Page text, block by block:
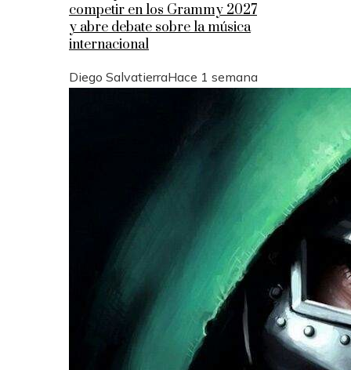
competir en los Grammy 2027
y abre debate sobre la música
internacional
Diego SalvatierraHace 1 semana